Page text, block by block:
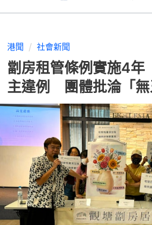
港聞 社會新聞
劏房租管條例實施4
主違例 團體批淪「無